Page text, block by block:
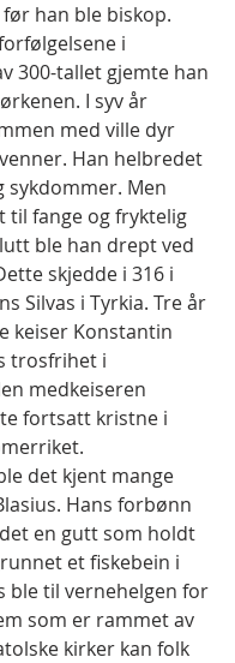
han ble biskop.
i
300-tallet gjemte han
I syv år
med ville dyr
Han helbredet
sykdommer. Men
til fange og fryktelig
ble han drept ved
skjedde i 316 i
Silvas i Tyrkia. Tre år
keiser Konstantin
trosfrihet i
medkeiseren
fortsatt kristne i
det kjent mange
Hans forbønn
en gutt som holdt
et fiskebein i
ble til vernehelgen for
som er rammet av
kirker kan folk